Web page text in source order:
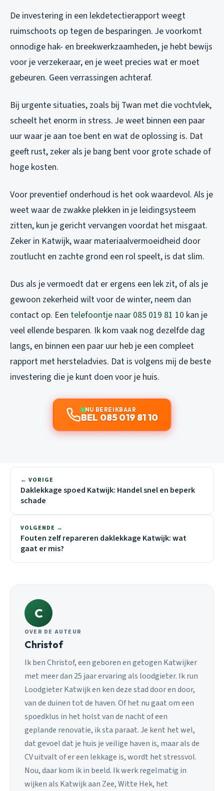
De investering in een lekdetectierapport weegt
ruimschoots op tegen de besparingen. Je voorkomt
onnodige hak- en breekwerkzaamheden, je hebt bewijs
voor je verzekeraar, en je weet precies wat er moet
gebeuren. Geen verrassingen achteraf.
Bij urgente situaties, zoals bij Twan met die vochtvlek,
scheelt het enorm in stress. Je weet binnen een paar
uur waar je aan toe bent en wat de oplossing is. Dat
geeft rust, zeker als je bang bent voor grote schade of
hoge kosten.
Voor preventief onderhoud is het ook waardevol. Als je
weet waar de zwakke plekken in je leidingsysteem
zitten, kun je gericht vervangen voordat het misgaat.
Zeker in Katwijk, waar materiaalvermoeidheid door
zoutlucht en zachte grond een rol speelt, is dat slim.
Dus als je vermoedt dat er ergens een lek zit, of als je
gewoon zekerheid wilt voor de winter, neem dan
contact op. Een telefoontje naar 085 019 81 10 kan je
veel ellende besparen. Ik kom vaak nog dezelfde dag
langs, en binnen een paar uur heb je een compleet
rapport met hersteladvies. Dat is volgens mij de beste
investering die je kunt doen voor je huis.
NU BEREIKBAAR
BEL 085 019 81 10
← VORIGE
Daklekkage spoed Katwijk: Handel snel en beperk
schade
VOLGENDE →
Fouten zelf repareren daklekkage Katwijk: wat
gaat er mis?
C
OVER DE AUTEUR
Christof
Ik ben Christof, een geboren en getogen Katwijker
met meer dan 25 jaar ervaring als loodgieter. Ik run
Loodgieter Katwijk en ken deze stad door en door,
van de duinen tot de haven. Of het nu gaat om een
spoedklus in het holst van de nacht of een
geplande renovatie, ik sta paraat. Je kent het wel,
dat gevoel dat je huis je veilige haven is, maar als de
CV uitvalt of er een lekkage is, wordt het stressvol.
Nou, daar kom ik in beeld. Ik werk regelmatig in
wijken als Katwijk aan Zee, Witte Hek, het